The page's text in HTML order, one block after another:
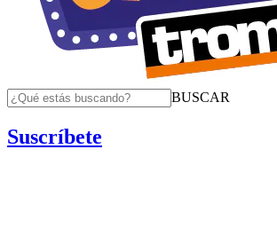
BUSCAR
Suscríbete